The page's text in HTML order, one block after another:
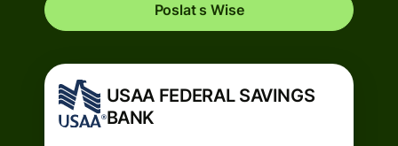
Poslat s Wise
USAA FEDERAL SAVINGS
BANK